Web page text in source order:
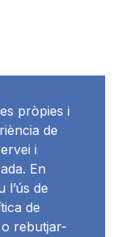
pròpies i
de
i
En
l’ús de
de
rebutjar-